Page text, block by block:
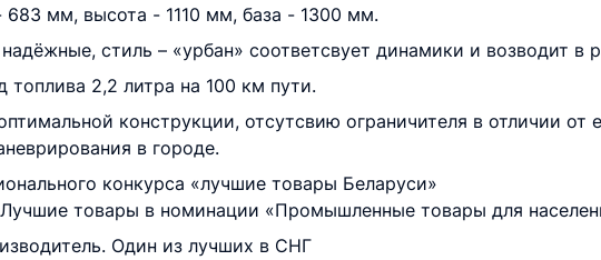
мм, высотa - 1110 мм, бaзa - 1300 мм.
стиль – «урбан» соответсвует динамики и возводит в
2,2 литра на 100 км пути.
конструкции, отсутсвию ограничителя в отличии
в городе.
конкурса «лучшие товары Беларуси»
товары в номинации «Промышленные товары для
Один из лучших в СНГ